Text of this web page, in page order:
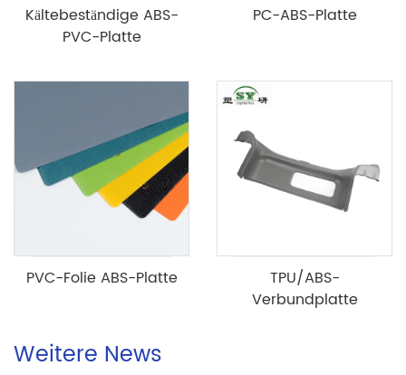
Kältebeständige ABS-
PVC-Platte
PC-ABS-Platte
PVC-Folie ABS-Platte
TPU/ABS-
Verbundplatte
Weitere News